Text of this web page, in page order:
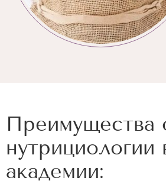
Преимущества
нутрициологии
академии: